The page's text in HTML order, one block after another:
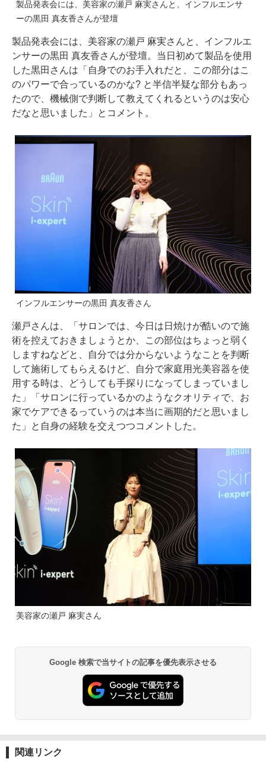
製品発表会には、美容家の瀬戸 麻実さんと、インフルエンサ
ーの黒田 真友香さんが登壇
製品発表会には、美容家の瀬戸 麻実さんと、インフルエ
ンサーの黒田 真友香さんが登壇。当日初めて製品を使用
した黒田さんは「自身でのお手入れだと、この部分はこ
のパワーで合っているのかな? と半信半疑な部分もあっ
たので、機械側で判断して教えてくれるというのは安心
だなと思いました」とコメント。
インフルエンサーの黒田 真友香さん
瀬戸さんは、「サロンでは、今日は日焼けが酷いので施
術を控えておきましょうとか、この部位はちょっと弱く
しますねなどと、自分では分からないようなことを判断
して施術してもらえるけど、自分で家庭用光美容器を使
用する時は、どうしても手探りになってしまっていまし
た」「サロンに行っているかのようなクオリティで、お
家でケアできるっていうのは本当に画期的だと思いまし
た」と自身の経験を交えつつコメントした。
美容家の瀬戸 麻実さん
Google 検索で当サイトの記事を優先表示させる
関連リンク